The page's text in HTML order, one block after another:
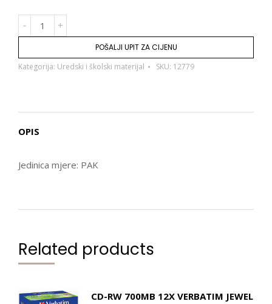
POŠALJI UPIT ZA CIJENU
Kategorija: Uredski i školski materijal SKU: 12779
OPIS
Jedinica mjere: PAK
Related products
CD-RW 700MB 12X VERBATIM JEWEL